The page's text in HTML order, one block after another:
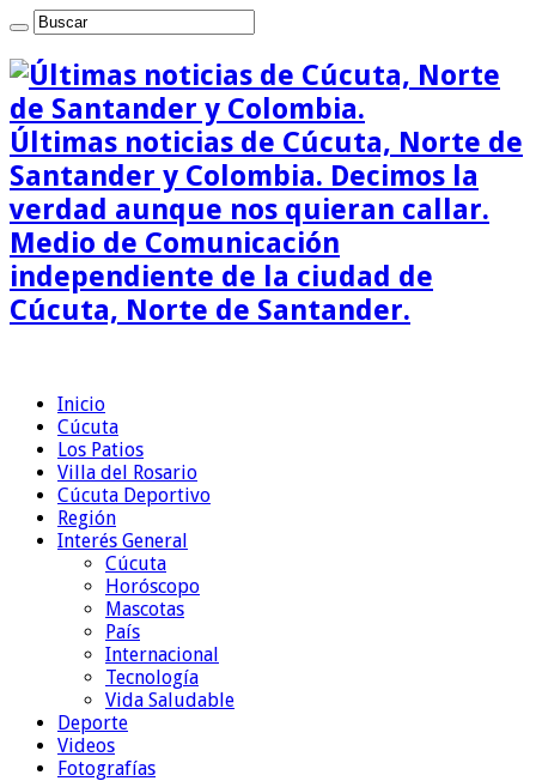
Últimas noticias de Cúcuta, Norte de
Santander y Colombia. Decimos la
verdad aunque nos quieran callar.
Medio de Comunicación
independiente de la ciudad de
Cúcuta, Norte de Santander.
Inicio
Cúcuta
Los Patios
Villa del Rosario
Cúcuta Deportivo
Región
Interés General
Cúcuta
Horóscopo
Mascotas
País
Internacional
Tecnología
Vida Saludable
Deporte
Videos
Fotografías